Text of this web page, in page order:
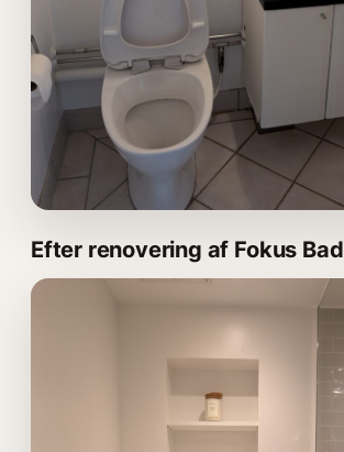
Efter renovering af Fokus Bad